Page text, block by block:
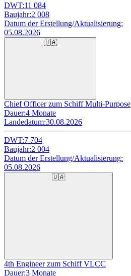
DWT:11 084
Baujahr:2 008
Datum der Erstellung/Aktualisierung:
05.08.2026
🇺🇦
Chief Officer zum Schiff Multi-Purpose
Dauer:4 Monate
Landedatum:30.08.2026
DWT:7 704
Baujahr:2 004
Datum der Erstellung/Aktualisierung:
05.08.2026
🇺🇦
4th Engineer zum Schiff VLCC
Dauer:3 Monate